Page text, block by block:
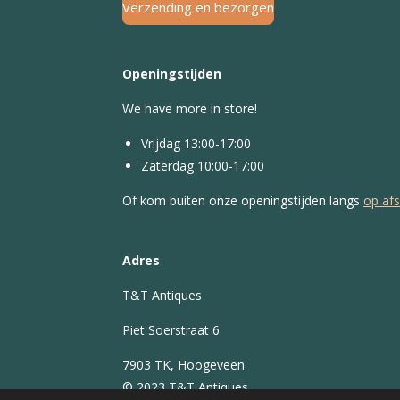
Verzending en bezorgen
Openingstijden
We have more in store!
Vrijdag 13:00-17:00
Zaterdag 10:00-17:00
Of kom buiten onze openingstijden langs op
Adres
T&T Antiques
Piet Soerstraat 6
7903 TK, Hoogeveen
© 2023 T&T Antiques